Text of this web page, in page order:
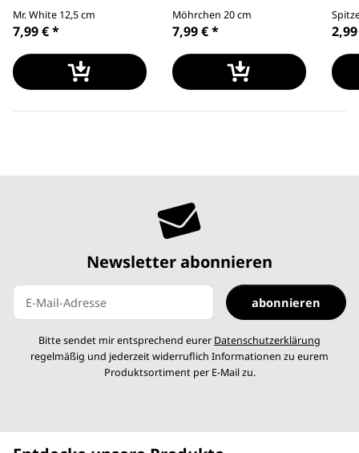
Mr. White 12,5 cm
7,99 €*
Möhrchen 20 cm
7,99 €*
Newsletter abonnieren
abonnieren
Bitte sendet mir entsprechend eurer Datenschutzerklärung
regelmäßig und jederzeit widerruflich Informationen zu eurem
Produktsortiment per E-Mail zu.